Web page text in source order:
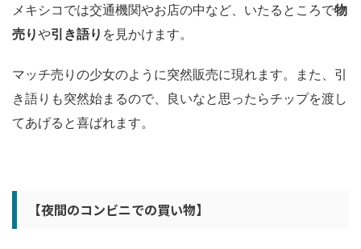
メキシコでは交通機関やお店の中など、いたるところで物
売りや引き語り を見かけます。
マッチ売りの少女のように突然販売に現れます。また、引
き語りも突然始まるので、良いなと思ったらチップを渡し
てあげると喜ばれます。
【夜間のコンビニでの買い物】